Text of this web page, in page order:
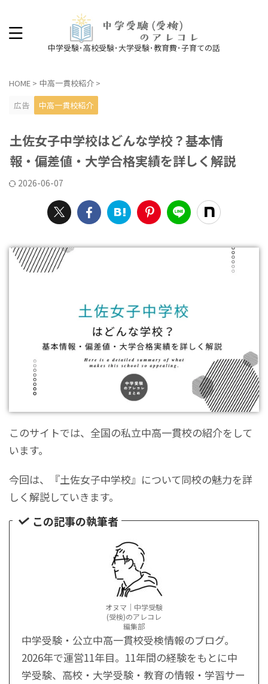
中学受験･高校受験･大学受験･教育費･子育ての話
HOME > 中高一貫校紹介 >
広告
中高一貫校紹介
土佐女子中学校はどんな学校？基本情
報・偏差値・大学合格実績を詳しく解説
2026-06-07
このサイトでは、全国の私立中高一貫校の紹介をして
います。
今回は、『土佐女子中学校』について同校の魅力を詳
しく解説していきます。
この記事の執筆者
オヌマ｜中学受験
(受検)のアレコレ
編集部
中学受験・公立中高一貫校受検情報のブログ。
2026年で運営11年目。11年間の経験をもとに中
学受験、高校・大学受験・教育の情報・学習サー